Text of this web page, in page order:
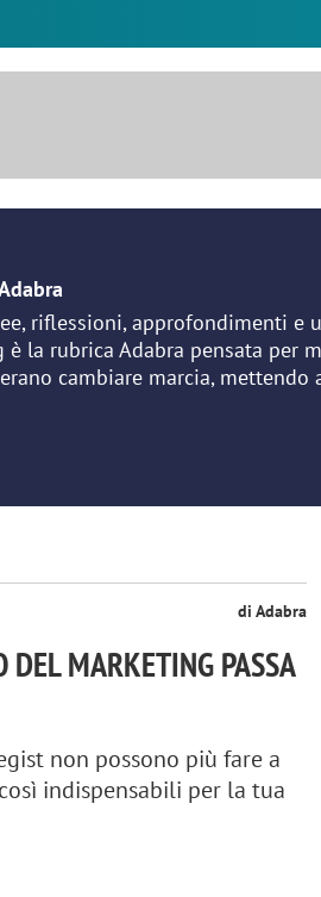
riflessioni, approfondimenti e
è la rubrica Adabra pensata per
cambiare marcia,
di Adabra
DEL MARKETING PASSA
non possono più fare a
indispensabili per la tua